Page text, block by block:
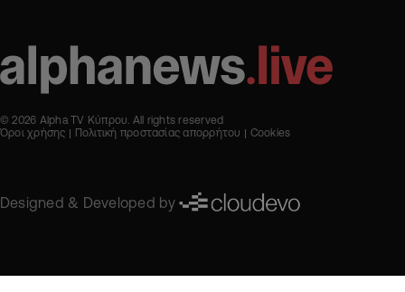
© 2026 Alpha TV Κύπρου. All rights reserved
Όροι χρήσης
Πολιτική προστασίας απορρήτου Cookies
Designed & Developed by